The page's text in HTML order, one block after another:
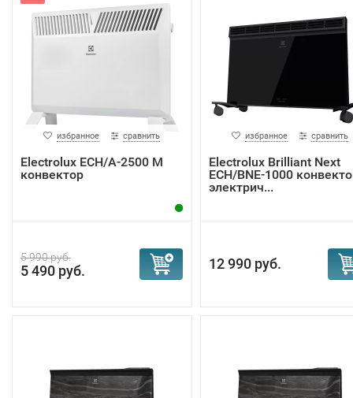
избранное сравнить
Electrolux ECH/A-2500 M
конвектор
5 990 руб.
5 490 руб.
избранное сравнить
Electrolux Brilliant Next
ECH/BNE-1000
электрич...
12 990 руб.